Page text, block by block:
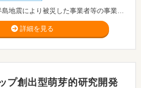
詳細を見る
プ創出型萌芽的研究開発